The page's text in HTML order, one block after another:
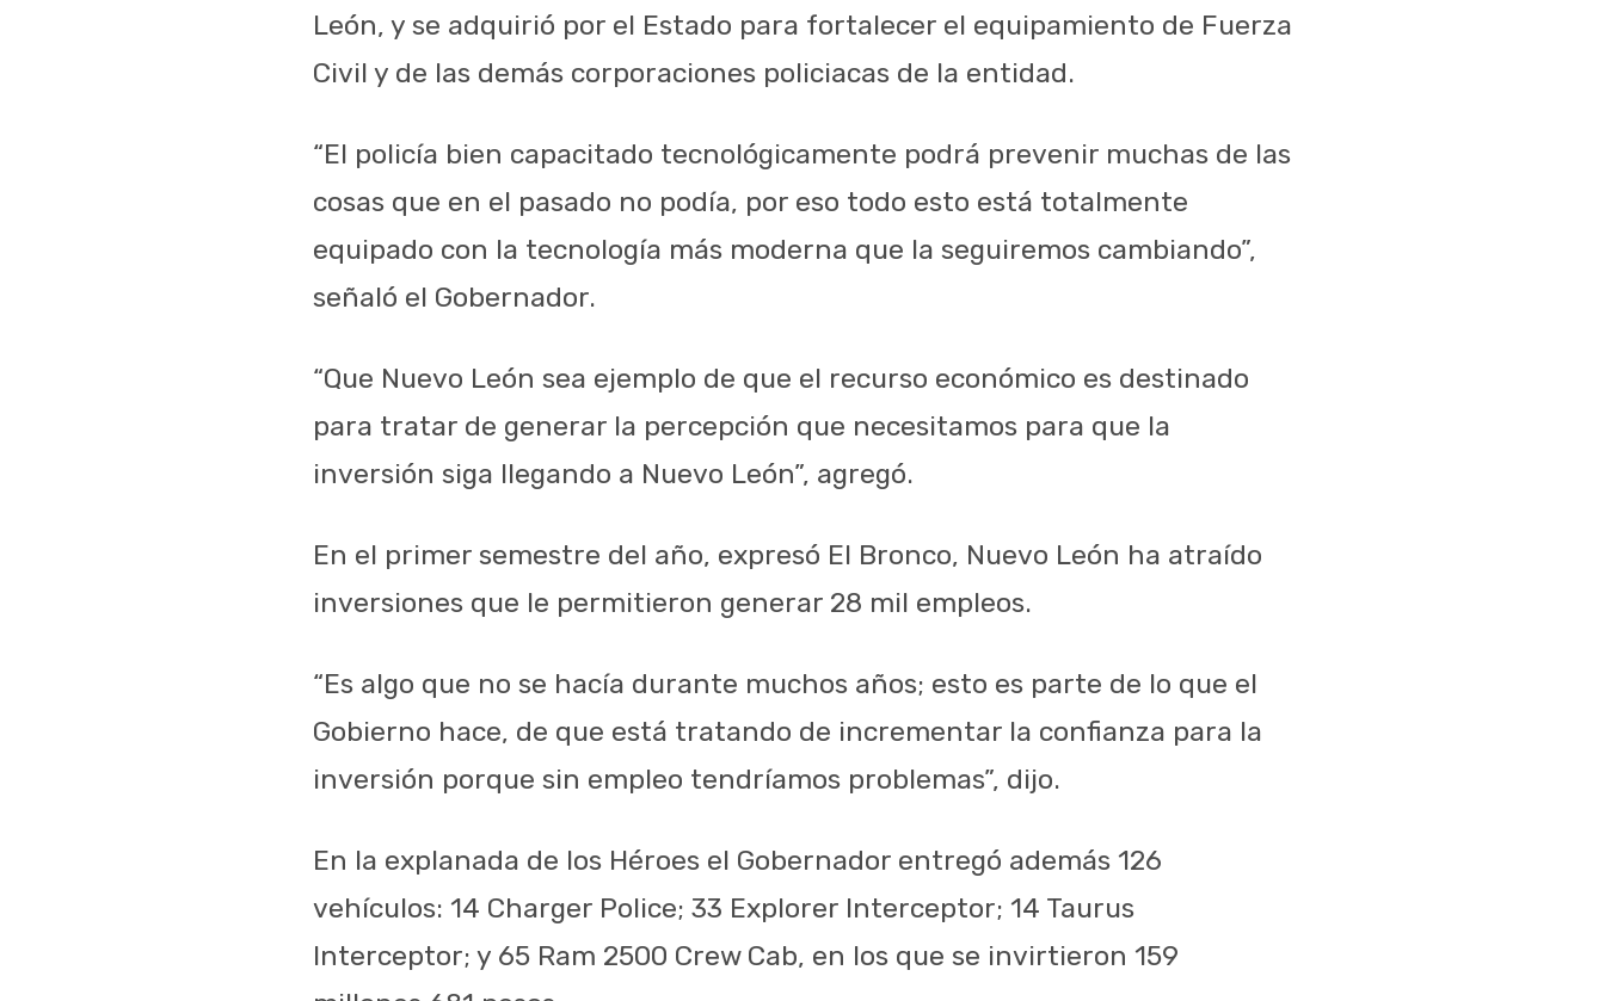
León, y se adquirió por el Estado para fortalecer el equipamiento de Fuerza
Civil y de las demás corporaciones policiacas de la entidad.
“El policía bien capacitado tecnológicamente podrá prevenir muchas de las
cosas que en el pasado no podía, por eso todo esto está totalmente
equipado con la tecnología más moderna que la seguiremos cambiando”,
señaló el Gobernador.
“Que Nuevo León sea ejemplo de que el recurso económico es destinado
para tratar de generar la percepción que necesitamos para que la
inversión siga llegando a Nuevo León”, agregó.
En el primer semestre del año, expresó El Bronco, Nuevo León ha atraído
inversiones que le permitieron generar 28 mil empleos.
“Es algo que no se hacía durante muchos años; esto es parte de lo que el
Gobierno hace, de que está tratando de incrementar la confianza para la
inversión porque sin empleo tendríamos problemas”, dijo.
En la explanada de los Héroes el Gobernador entregó además 126
vehículos: 14 Charger Police; 33 Explorer Interceptor; 14 Taurus
Interceptor; y 65 Ram 2500 Crew Cab, en los que se invirtieron 159